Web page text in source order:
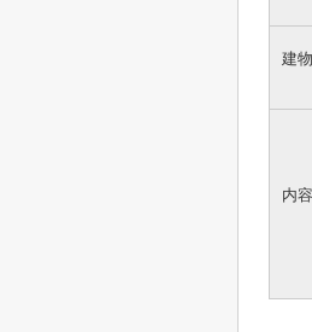
建
内容